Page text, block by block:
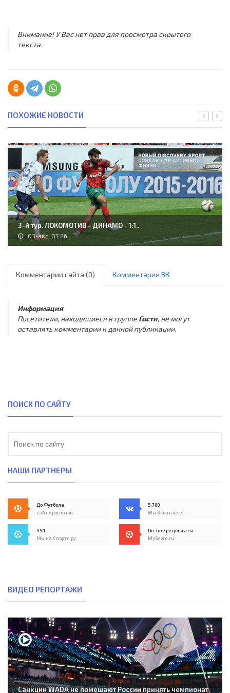
Внимание! У Вас нет прав для просмотра скрытого
текста.
ПОХОЖИЕ НОВОСТИ
3-й тур. ЛОКОМОТИВ - ДИНАМО - 1:1..
03-авг, 07:26
Комментарии сайта (0) Комментарии ВК
Информация
Посетители, находящиеся в группе Гости, не могут
оставлять комментарии к данной публикации.
ПОИСК ПО САЙТУ
НАШИ ПАРТНЕРЫ
До Футбола
сайт прогнозов
5,700
Мы Вконтакте
454
Мы на Спортс.ру
On-line результаты
MyScore.ru
ВИДЕО РЕПОРТАЖИ
Санкции WADA не помешают России принять чемпионат